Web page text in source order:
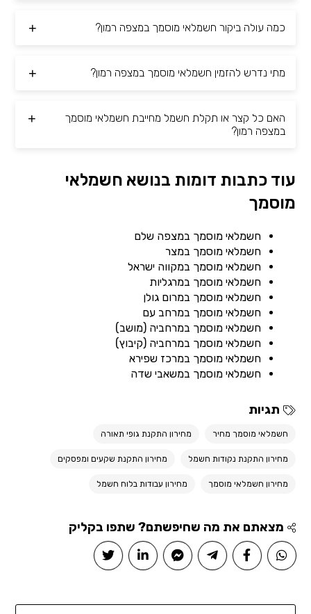
כמה עולה ביקור חשמלאי מוסמך במצפה רמון?
מתי נדרש להזמין חשמלאי מוסמך במצפה רמון?
האם כל קצר או תקלת חשמל מחייבת חשמלאי מוסמך
במצפה רמון?
עוד כתבות דומות בנושא חשמלאי
מוסמך
חשמלאי מוסמך במצפה שלם
חשמלאי מוסמך במצר
חשמלאי מוסמך במקווה ישראל
חשמלאי מוסמך במרגליות
חשמלאי מוסמך במרום גולן
חשמלאי מוסמך במרחב עם
חשמלאי מוסמך במרחביה (מושב)
חשמלאי מוסמך במרחביה (קיבוץ)
חשמלאי מוסמך במרכז שפירא
חשמלאי מוסמך במשאבי שדה
תגיות
חשמלאי מוסמך מחיר מחירון התקנת גופי תאורה
מחירון התקנת נקודות חשמל מחירון התקנת שקעים ומפסקים
מחירון חשמלאי מוסמך מחירון עבודות בלוח חשמל
מצאתם את מה שחיפשתם? שתפו בקליק